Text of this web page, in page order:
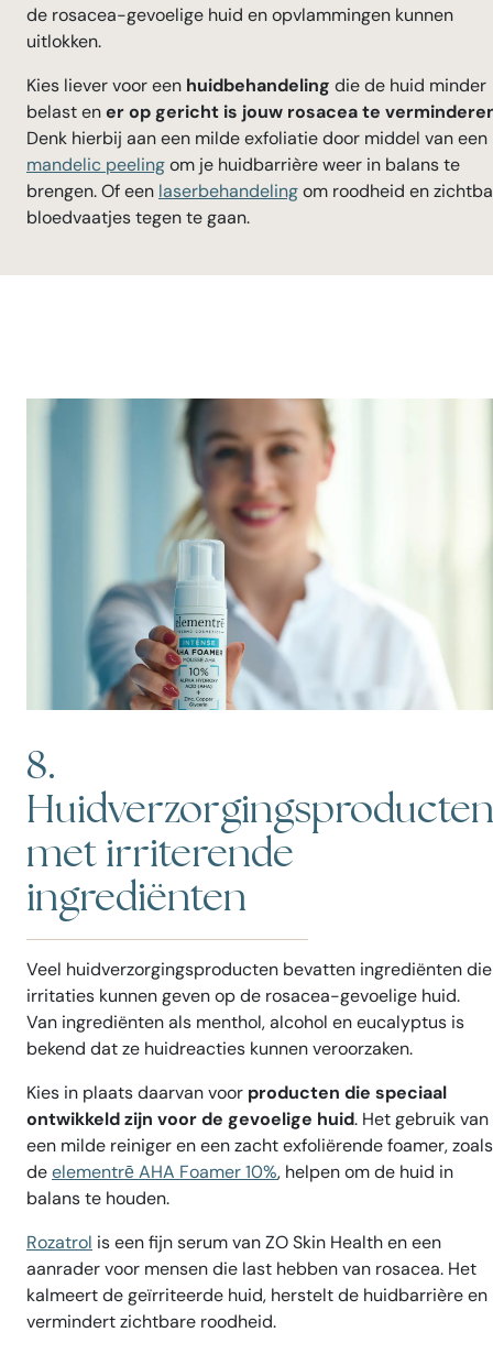
de rosacea-gevoelige huid en opvlammingen kunnen
uitlokken.
Kies liever voor een huidbehandeling die de huid minder
belast ener op gericht is jouw rosacea te
Denk hierbij aan een milde exfoliatie door middel van een
mandelic peelingom je huidbarrière weer in balans te
brengen. Of een laserbehandelingom roodheid en
bloedvaatjes tegen te gaan.
8.
Huidverzorgingsproducten
met irriterende
ingrediënten
Veel huidverzorgingsproducten bevatten ingrediënten die
irritaties kunnen geven op de rosacea-gevoelige huid.
Van ingrediënten als menthol, alcohol en eucalyptus is
bekend dat ze huidreacties kunnen veroorzaken.
Kies in plaats daarvan voor producten die speciaal
ontwikkeld zijn voor de gevoelige huid. Het gebruik van
een milde reiniger en een zacht exfoliërende foamer, zoals
deelementrē AHA Foamer 10%, helpen om de huid in
balans te houden.
Rozatrol is een fijn serum van ZO Skin Health en een
aanrader voor mensen die last hebben van rosacea. Het
kalmeert de geïrriteerde huid, herstelt de huidbarrière en
vermindert zichtbare roodheid.